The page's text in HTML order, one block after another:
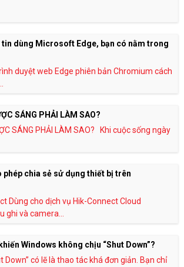
tin dùng Microsoft Edge, bạn có nằm trong
duyệt web Edge phiên bản Chromium cách
SÁNG PHẢI LÀM SAO?
SÁNG PHẢI LÀM SAO? Khi cuộc sống ngày
phép chia sẻ sử dụng thiết bị trên
Dùng cho dịch vụ Hik-Connect Cloud
ghi và camera...
Windows không chịu “Shut Down”?
Down” có lẽ là thao tác khá đơn giản. Bạn chỉ